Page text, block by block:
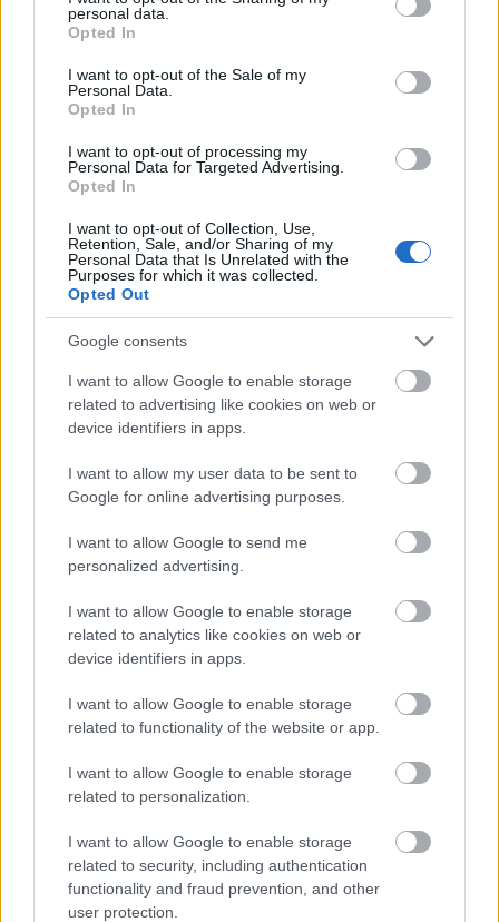
grant or deny consent to Google and its third-party tags to
use your data for below specified purposes in below Google
consent section.
personal data.
Opted In
I want to opt-out of the Sale of my
Personal Data.
Opted In
I want to opt-out of processing my
Personal Data for Targeted Advertising.
Opted In
I want to opt-out of Collection, Use,
Retention, Sale, and/or Sharing of my
Personal Data that Is Unrelated with the
Purposes for which it was collected.
Opted Out
Google consents
I want to allow Google to enable storage
related to advertising like cookies on web or
device identifiers in apps.
I want to allow my user data to be sent to
Google for online advertising purposes.
I want to allow Google to send me
personalized advertising.
I want to allow Google to enable storage
related to analytics like cookies on web or
device identifiers in apps.
I want to allow Google to enable storage
related to functionality of the website or app.
I want to allow Google to enable storage
related to personalization.
I want to allow Google to enable storage
related to security, including authentication
functionality and fraud prevention, and other
user protection.
Nobel-díjat
2025. 10. 09.|Kultúrpart
Csütörtökön kora délután jelentette be a svéd Királyi
Akadémia, hogy 2025-ben Krasznahorkai Lászlónak ítélték
oda az irodalmi Nobel-díjat.
tovább
Pogány Induló meghódítja Európát - jön az
EU Rap Tour ’26
2025. 10. 09. | Kultúrpart
egy kontinensnyi kihívás – Pogány Induló először indul saját
európai turnéra. AzEU Rap Tour ’26